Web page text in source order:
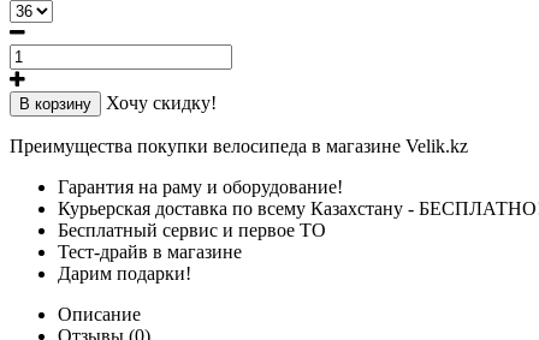
В корзину Хочу скидку!
Преимущества покупки велосипеда в магазине Velik.kz
Гарантия на раму и оборудование!
Курьерская доставка по всему Казахстану -
Бесплатный сервис и первое ТО
Тест-драйв в магазине
Дарим подарки!
Описание
Отзывы (0)